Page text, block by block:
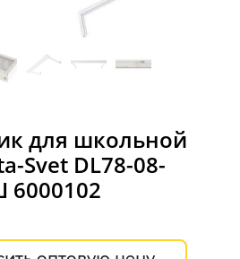
для школьной
Svet DL78-08-
6000102